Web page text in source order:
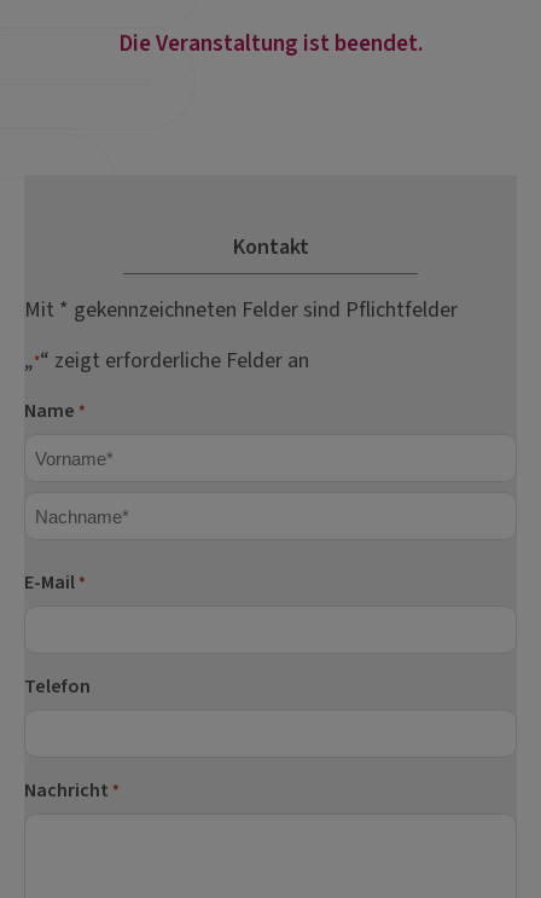
Die Veranstaltung ist beendet.
Kontakt
Mit * gekennzeichneten Felder sind Pflichtfelder
„*“ zeigt erforderliche Felder an
Name *
E-Mail *
Telefon
Nachricht *